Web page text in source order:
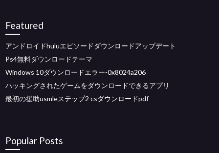
Featured
アンドロイドhuluエピソードダウンロードアップデート
Ps4無料ダウンロードテーマ
Windows 10ダウンロードエラー-0x8024a206
ハッキングされたゲームをダウンロードできるアプリ
最初の援助usmleステップ2 csダウンロードpdf
Popular Posts